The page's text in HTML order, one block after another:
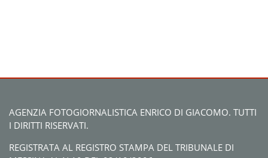
AGENZIA FOTOGIORNALISTICA ENRICO DI GIACOMO. TUTTI
I DIRITTI RISERVATI.
REGISTRATA AL REGISTRO STAMPA DEL TRIBUNALE DI